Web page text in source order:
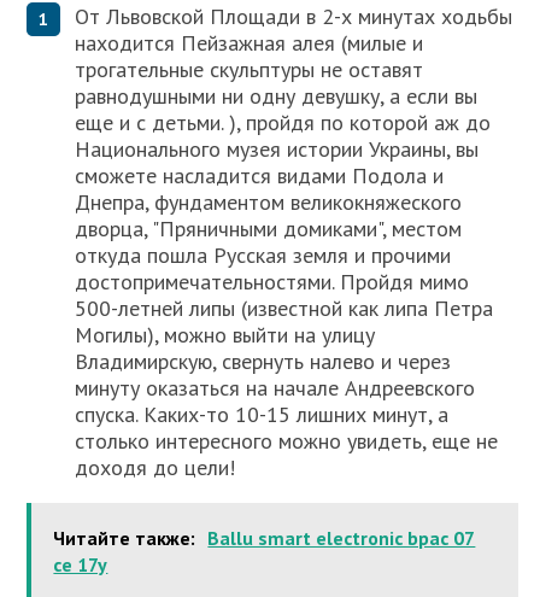
От Львовской Площади в 2-х минутах ходьбы
находится Пейзажная алея (милые и
трогательные скульптуры не оставят
равнодушными ни одну девушку, а если вы
еще и с детьми. ), пройдя по которой аж до
Национального музея истории Украины, вы
сможете насладится видами Подола и
Днепра, фундаментом великокняжеского
дворца, "Пряничными домиками", местом
откуда пошла Русская земля и прочими
достопримечательностями. Пройдя мимо
500-летней липы (известной как липа Петра
Могилы), можно выйти на улицу
Владимирскую, свернуть налево и через
минуту оказаться на начале Андреевского
спуска. Каких-то 10-15 лишних минут, а
столько интересного можно увидеть, еще не
доходя до цели!
Читайте также: Ballu smart electronic bpac 07
ce 17y